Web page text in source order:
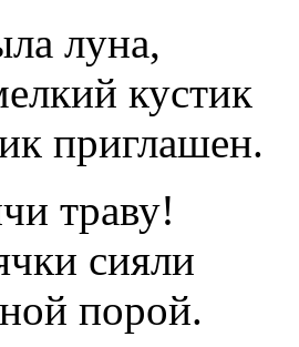
луна,
кустик
приглашен.
траву!
сияли
порой.